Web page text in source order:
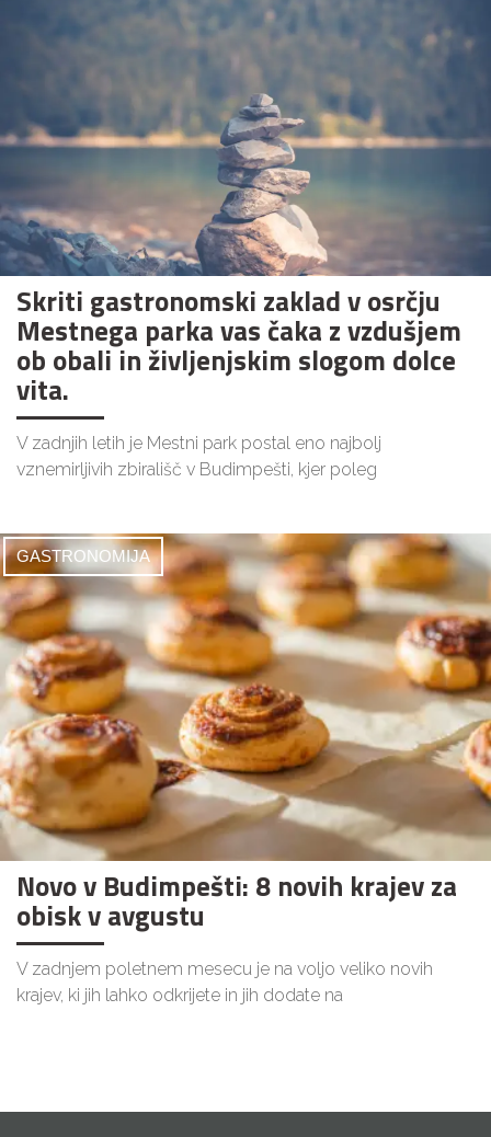
Skriti gastronomski zaklad v osrčju
Mestnega parka vas čaka z vzdušjem
ob obali in življenjskim slogom dolce
vita.
V zadnjih letih je Mestni park postal eno najbolj
vznemirljivih zbirališč v Budimpešti, kjer poleg
GASTRONOMIJA
Novo v Budimpešti: 8 novih krajev za
obisk v avgustu
V zadnjem poletnem mesecu je na voljo veliko novih
krajev, ki jih lahko odkrijete in jih dodate na